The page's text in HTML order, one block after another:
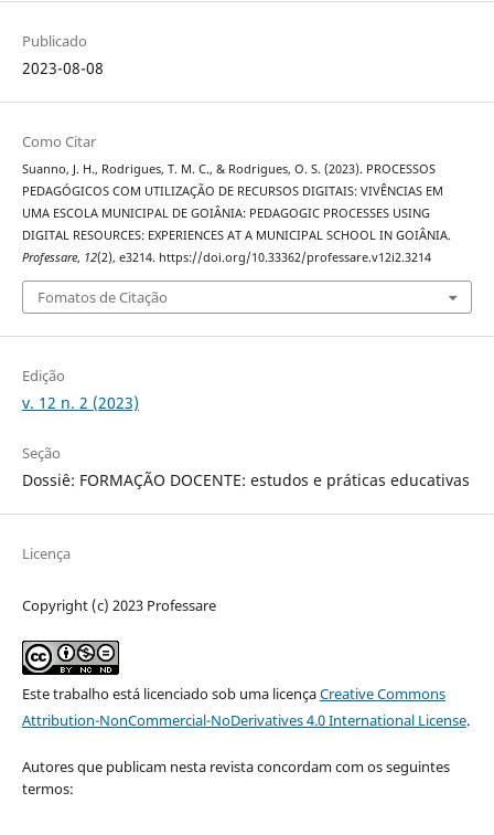
Publicado
2023-08-08
Como Citar
Suanno, J. H., Rodrigues, T. M. C., & Rodrigues, O. S. (2023). PROCESSOS
PEDAGÓGICOS COM UTILIZAÇÃO DE RECURSOS DIGITAIS: VIVÊNCIAS EM
UMA ESCOLA MUNICIPAL DE GOIÂNIA: PEDAGOGIC PROCESSES USING
DIGITAL RESOURCES: EXPERIENCES AT A MUNICIPAL SCHOOL IN GOIÂNIA.
Professare, 12(2), e3214. https://doi.org/10.33362/professare.v12i2.3214
Fomatos de Citação
Edição
v. 12 n. 2 (2023)
Seção
Dossiê: FORMAÇÃO DOCENTE: estudos e práticas educativas
Licença
Copyright (c) 2023 Professare
Este trabalho está licenciado sob uma licençaCreative Commons
Attribution-NonCommercial-NoDerivatives 4.0 International License.
Autores que publicam nesta revista concordam com os seguintes
termos: